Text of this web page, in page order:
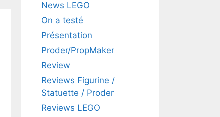
News LEGO
On a testé
Présentation
Proder/PropMaker
Review
Reviews Figurine /
Statuette / Proder
Reviews LEGO